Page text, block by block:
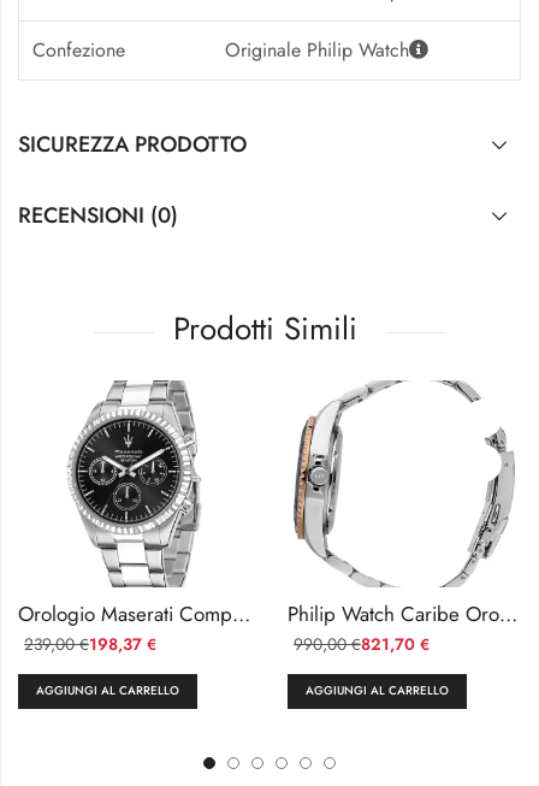
Confezione Originale Philip Watch
SICUREZZA PRODOTTO
RECENSIONI (0)
Prodotti Simili
Orologio Maserati Competizione in Acciaio Quarzo Multifunzione
198,37 €
239,00€
AGGIUNGI AL CARRELLO
Philip Watch Caribe Orologio Automatico Uomo Acciaio 42mm
821,70 €
990,00€
AGGIUNGI AL CARRELLO